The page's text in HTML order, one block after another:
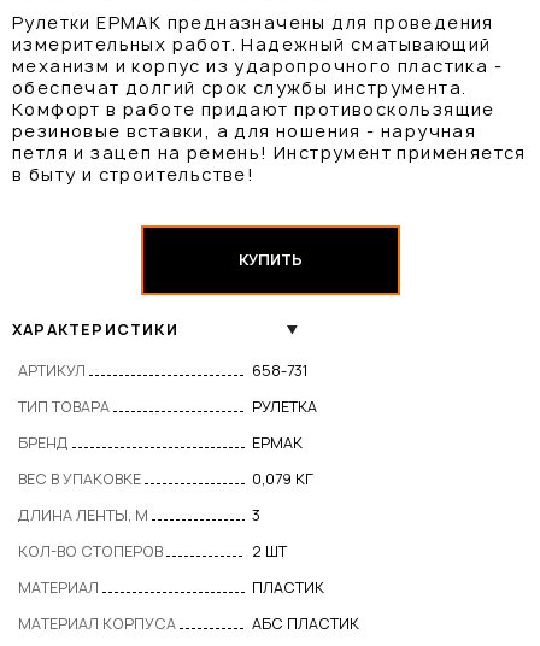
Рулетки ЕРМАК предназначены для проведения
измерительных работ. Надежный сматывающий
механизм и корпус из ударопрочного пластика -
обеспечат долгий срок службы инструмента.
Комфорт в работе придают противоскользящие
резиновые вставки, а для ношения - наручная
петля и зацеп на ремень! Инструмент применяется
в быту и строительстве!
КУПИТЬ
ХАРАКТЕРИСТИКИ
АРТИКУЛ
658-731
ТИП ТОВАРА
РУЛЕТКА
БРЕНД
ЕРМАК
ВЕС В УПАКОВКЕ
0,079 КГ
ДЛИНА ЛЕНТЫ, М
3
КОЛ-ВО СТОПЕРОВ
2 ШТ
МАТЕРИАЛ
ПЛАСТИК
МАТЕРИАЛ КОРПУСА
АБС ПЛАСТИК